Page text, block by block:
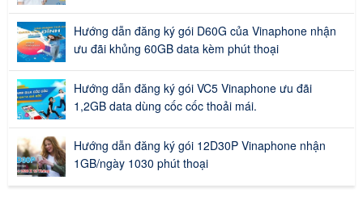
Hướng dẫn đăng ký gói D60G của Vinaphone nhận
ưu đãi khủng 60GB data kèm phút thoại
Hướng dẫn đăng ký gói VC5 Vinaphone ưu đãi
1,2GB data dùng cốc cốc thoải mái.
Hướng dẫn đăng ký gói 12D30P Vinaphone nhận
1GB/ngày 1030 phút thoại